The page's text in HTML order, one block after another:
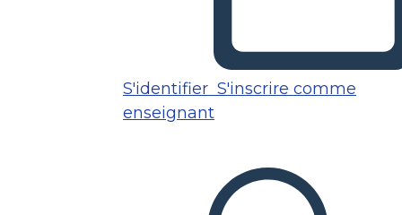
S'identifier S'inscrire comme
enseignant